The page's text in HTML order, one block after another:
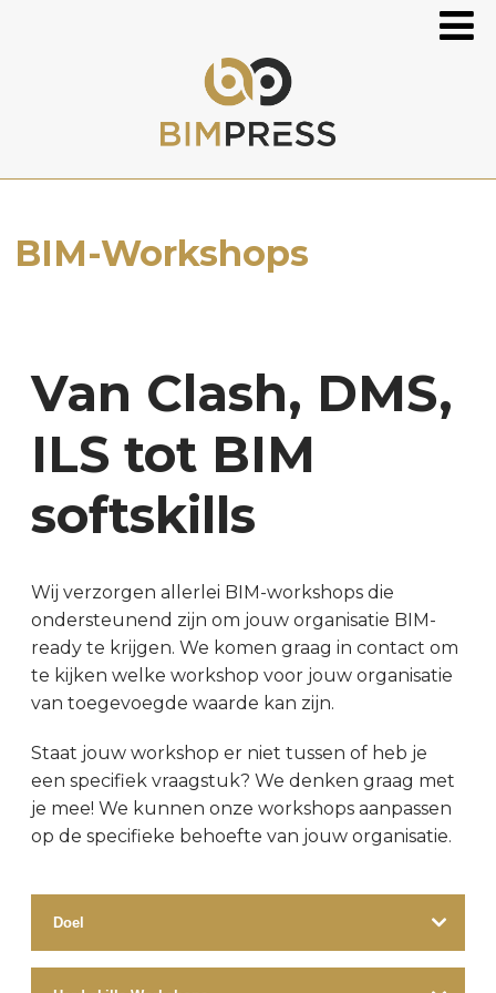
BIM-Workshops
Van Clash, DMS,
ILS tot BIM
softskills
Wij verzorgen allerlei BIM-workshops die
ondersteunend zijn om jouw organisatie BIM-
ready te krijgen. We komen graag in contact om
te kijken welke workshop voor jouw organisatie
van toegevoegde waarde kan zijn.
Staat jouw workshop er niet tussen of heb je
een specifiek vraagstuk? We denken graag met
je mee! We kunnen onze workshops aanpassen
op de specifieke behoefte van jouw organisatie.
Doel